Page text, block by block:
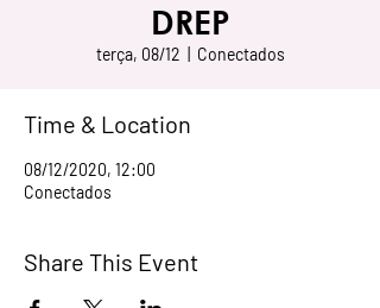
DREP
terça, 08/12 Conectados
Time & Location
08/12/2020, 12:00
Conectados
Share This Event